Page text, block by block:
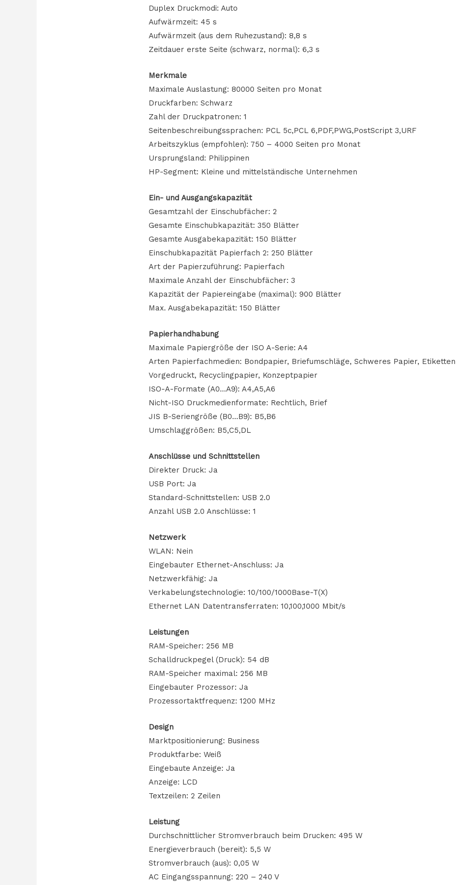
Duplex Druckmodi: Auto
Aufwärmzeit: 45 s
Aufwärmzeit (aus dem Ruhezustand): 8,8 s
Zeitdauer erste Seite (schwarz, normal): 6,3 s
Merkmale
Maximale Auslastung: 80000 Seiten pro Monat
Druckfarben: Schwarz
Zahl der Druckpatronen: 1
Seitenbeschreibungssprachen: PCL 5c,PCL 6,PDF,PWG,PostScript 3,URF
Arbeitszyklus (empfohlen): 750 – 4000 Seiten pro Monat
Ursprungsland: Philippinen
HP-Segment: Kleine und mittelständische Unternehmen
Ein- und Ausgangskapazität
Gesamtzahl der Einschubfächer: 2
Gesamte Einschubkapazität: 350 Blätter
Gesamte Ausgabekapazität: 150 Blätter
Einschubkapazität Papierfach 2: 250 Blätter
Art der Papierzuführung: Papierfach
Maximale Anzahl der Einschubfächer: 3
Kapazität der Papiereingabe (maximal): 900 Blätter
Max. Ausgabekapazität: 150 Blätter
Papierhandhabung
Maximale Papiergröße der ISO A-Serie: A4
Arten Papierfachmedien: Bondpapier, Briefumschläge, Schweres Papier,
Vorgedruckt, Recyclingpapier, Konzeptpapier
ISO-A-Formate (A0…A9): A4,A5,A6
Nicht-ISO Druckmedienformate: Rechtlich, Brief
JIS B-Seriengröße (B0…B9): B5,B6
Umschlaggrößen: B5,C5,DL
Anschlüsse und Schnittstellen
Direkter Druck: Ja
USB Port: Ja
Standard-Schnittstellen: USB 2.0
Anzahl USB 2.0 Anschlüsse: 1
Netzwerk
WLAN: Nein
Eingebauter Ethernet-Anschluss: Ja
Netzwerkfähig: Ja
Verkabelungstechnologie: 10/100/1000Base-T(X)
Ethernet LAN Datentransferraten: 10,100,1000 Mbit/s
Leistungen
RAM-Speicher: 256 MB
Schalldruckpegel (Druck): 54 dB
RAM-Speicher maximal: 256 MB
Eingebauter Prozessor: Ja
Prozessortaktfrequenz: 1200 MHz
Design
Marktpositionierung: Business
Produktfarbe: Weiß
Eingebaute Anzeige: Ja
Anzeige: LCD
Textzeilen: 2 Zeilen
Leistung
Durchschnittlicher Stromverbrauch beim Drucken: 495 W
Energieverbrauch (bereit): 5,5 W
Stromverbrauch (aus): 0,05 W
AC Eingangsspannung: 220 – 240 V